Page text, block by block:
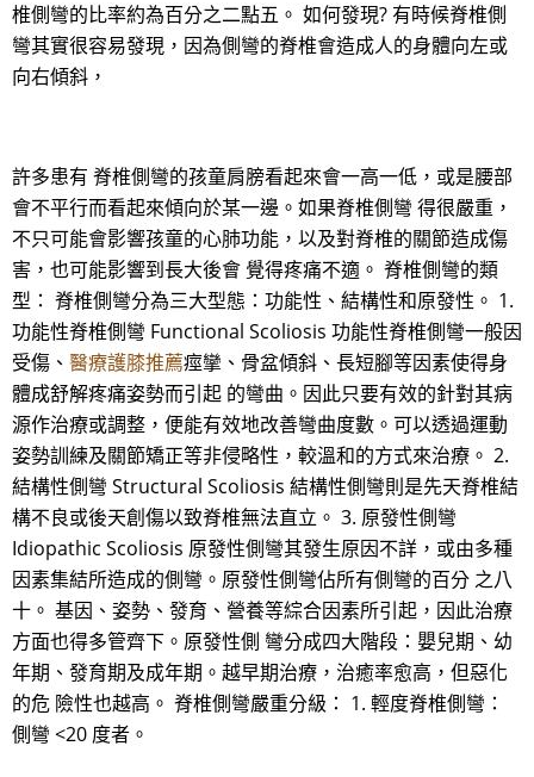
椎側彎的比率約為百分之二點五。 如何發現? 有時候脊椎側
彎其實很容易發現，因為側彎的脊椎會造成人的身體向左或
向右傾斜，
許多患有 脊椎側彎的孩童肩膀看起來會一高一低，或是腰部
會不平行而看起來傾向於某一邊。如果脊椎側彎 得很嚴重，
不只可能會影響孩童的心肺功能，以及對脊椎的關節造成傷
害，也可能影響到長大後會 覺得疼痛不適。 脊椎側彎的類
型： 脊椎側彎分為三大型態：功能性、結構性和原發性。 1.
功能性脊椎側彎 Functional Scoliosis 功能性脊椎側彎一般因
受傷、 醫療護膝推薦痙攣、骨盆傾斜、長短腳等因素使得身
體成舒解疼痛姿勢而引起 的彎曲。因此只要有效的針對其病
源作治療或調整，便能有效地改善彎曲度數。可以透過運動
姿勢訓練及關節矯正等非侵略性，較溫和的方式來治療。 2.
結構性側彎 Structural Scoliosis 結構性側彎則是先天脊椎結
構不良或後天創傷以致脊椎無法直立。 3. 原發性側彎
Idiopathic Scoliosis 原發性側彎其發生原因不詳，或由多種
因素集結所造成的側彎。原發性側彎佔所有側彎的百分 之八
十。 基因、姿勢、發育、營養等綜合因素所引起，因此治療
方面也得多管齊下。原發性側 彎分成四大階段：嬰兒期、幼
年期、發育期及成年期。越早期治療，治癒率愈高，但惡化
的危 險性也越高。 脊椎側彎嚴重分級： 1. 輕度脊椎側彎：
側彎 <20 度者。